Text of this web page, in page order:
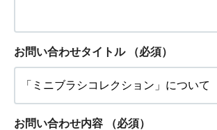
お問い合わせタイトル （必須）
お問い合わせ内容 （必須）